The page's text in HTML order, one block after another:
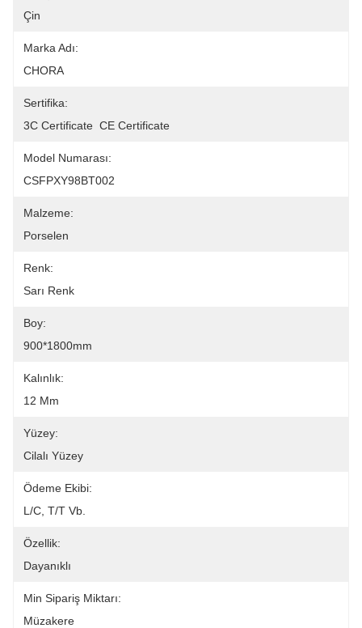
Çin
Marka Adı:
CHORA
Sertifika:
3C Certificate  CE Certificate
Model Numarası:
CSFPXY98BT002
Malzeme:
Porselen
Renk:
Sarı Renk
Boy:
900*1800mm
Kalınlık:
12 Mm
Yüzey:
Cilalı Yüzey
Ödeme Ekibi:
L/C, T/T Vb.
Özellik:
Dayanıklı
Min Sipariş Miktarı:
Müzakere